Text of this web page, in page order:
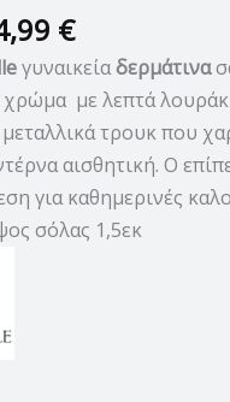
€
γυναικείαδερμάτινα
με λεπτά
τρουκ που
αισθητική. Ο
για καθημερινές
σόλας 1,5εκ